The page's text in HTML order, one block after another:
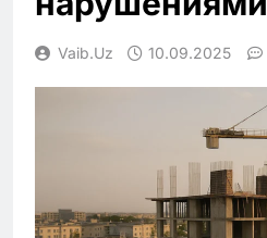
Vaib.uz 10.09.2025